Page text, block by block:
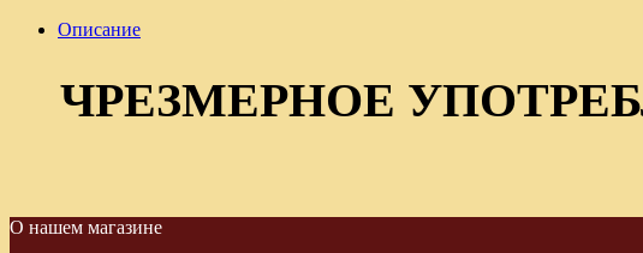
Описание
ЧРЕЗМЕРНОЕ
О нашем магазине